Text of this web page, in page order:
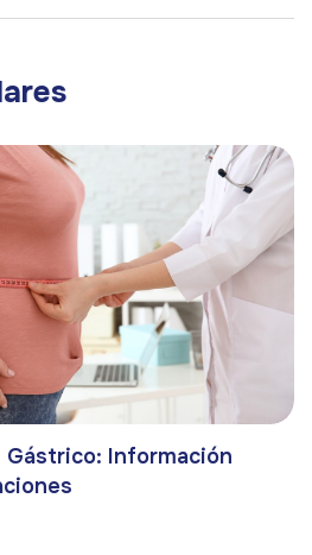
Gástrico: Información